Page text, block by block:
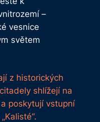
–
vesnice
světem
z historických
shlížejí na
poskytují vstupní